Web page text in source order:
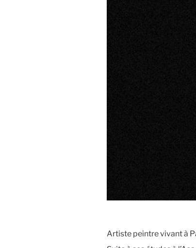
Artiste peintre vivant à